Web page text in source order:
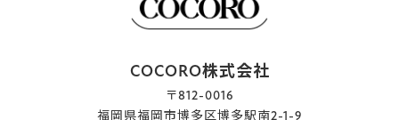
COCORO株式会社
〒812-0016
福岡県福岡市博多区博多駅南2-1-9